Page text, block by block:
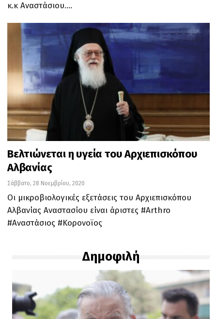
κ.κ Αναστάσιου.…
Βελτιώνεται η υγεία του Αρχιεπισκόπου
Αλβανίας
Σάββατο, 28 Νοεμβρίου, 2020
Οι μικροβιολογικές εξετάσεις του Αρχιεπισκόπου
Αλβανίας Αναστασίου είναι άριστες #Arthro
#Αναστάσιος #Κορονοϊος
Δημοφιλή